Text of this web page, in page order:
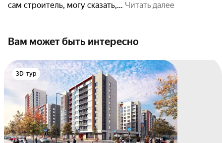
сам строитель, могу сказать,
Читать далее
Вам может быть интересно
3D-тур